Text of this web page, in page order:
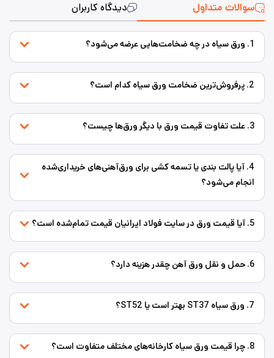
سوالات متداول دیدگاه کاربران
1. ورق سیاه در چه ضخامت‌هایی عرضه می‌شود؟
2. پرفروش‌ترین ضخامت ورق سیاه کدام است؟
3. علت تفاوت قیمت ورق با دیگر ورق‌ها چیست؟
4. آیا پالت بندی یا تسمه کشی برای ورق‌‌آهنی‌های خریداری‌شده
انجام می‌شود؟
5. آیا قیمت ورق در سایت فولاد ایرانیان قیمت تمام‌شده است؟
6. حمل و نقل ورق آهن چقدر هزینه دارد؟
7. ورق سیاه ST37 بهتر است یا ST52؟
8. چرا قیمت ورق سیاه کارخانه‌های مختلف متفاوت است؟